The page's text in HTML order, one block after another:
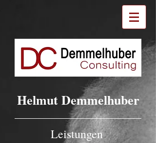
Helmut Demmelhuber
Leistungen